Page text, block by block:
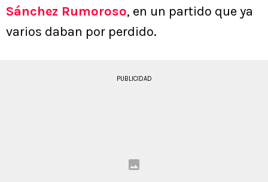
Sánchez Rumoroso, en un partido que ya
varios daban por perdido.
PUBLICIDAD